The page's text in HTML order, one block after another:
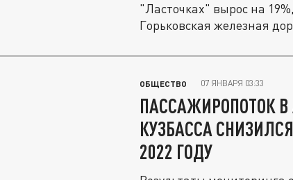
"Ласточках" вырос на
Горьковская железная
ОБЩЕСТВО 07 ЯНВАРЯ 03:33
ПАССАЖИРОПОТОК В
КУЗБАССА
2022 ГОДУ